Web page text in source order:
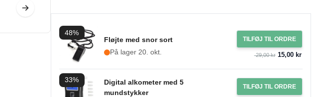
48%
Fløjte med snor sort
På lager 20. okt.
TILFØJ TIL ORDRE
29,00 kr15,00 kr
33%
Digital alkometer med 5
mundstykker
TILFØJ TIL ORDRE